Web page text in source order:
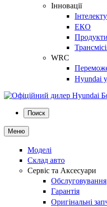
Інновації
ЕКО
WRC
Hyundai
Поиск
Меню
Моделі
Склад авто
Сервіс та Аксесуари
Обслуговування
Гарантія
Оригінальні